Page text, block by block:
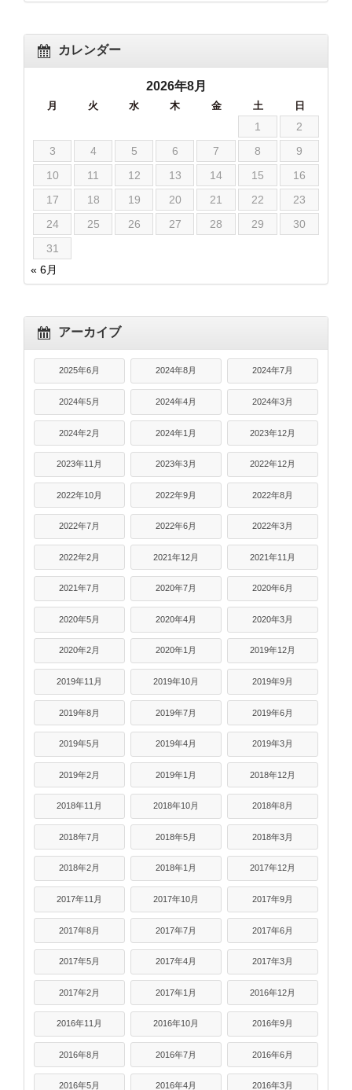
カレンダー
2026年8月
月 火 水 木 金 土 日
1
2
3
4 5 6 7 8
9
10
11 12 13 14 15
16
17
18 19 20 21 22
23
24
25 26 27 28 29
30
31
« 6月
アーカイブ
2025年6月 2024年8月 2024年7月
2024年5月 2024年4月 2024年3月
2024年2月 2024年1月 2023年12月
2023年11月 2023年3月 2022年12月
2022年10月 2022年9月 2022年8月
2022年7月 2022年6月 2022年3月
2022年2月 2021年12月 2021年11月
2021年7月 2020年7月 2020年6月
2020年5月 2020年4月 2020年3月
2020年2月 2020年1月 2019年12月
2019年11月 2019年10月 2019年9月
2019年8月 2019年7月 2019年6月
2019年5月 2019年4月 2019年3月
2019年2月 2019年1月 2018年12月
2018年11月 2018年10月 2018年8月
2018年7月 2018年5月 2018年3月
2018年2月 2018年1月 2017年12月
2017年11月 2017年10月 2017年9月
2017年8月 2017年7月 2017年6月
2017年5月 2017年4月 2017年3月
2017年2月 2017年1月 2016年12月
2016年11月 2016年10月 2016年9月
2016年8月 2016年7月 2016年6月
2016年5月 2016年4月 2016年3月